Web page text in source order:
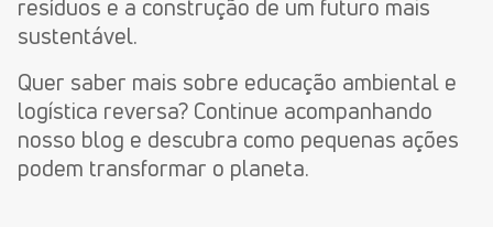
resíduos e a construção de um futuro mais
sustentável.
Quer saber mais sobre educação ambiental e
logística reversa? Continue acompanhando
nosso blog e descubra como pequenas ações
podem transformar o planeta.